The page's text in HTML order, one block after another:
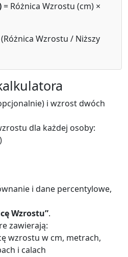
= Różnica Wzrostu (cm) ×
Wzrostu / Niższy
i wzrost dwóch
dla każdej osoby:
i dane percentylowe,
Wzrostu”.
zawierają:
wzrostu w cm, metrach,
i calach